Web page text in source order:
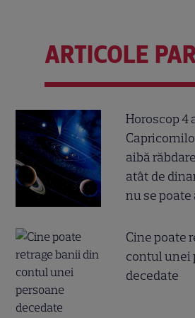
ARTICOLE
Horoscop 4
aibă
atât de
nu se
Cine poate
contul unei
decedate